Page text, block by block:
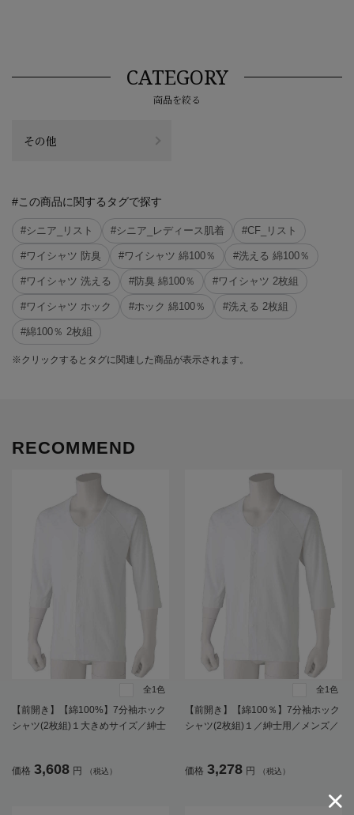
CATEGORY
商品を絞る
その他
#この商品に関するタグで探す
#シニア_リスト #シニア_レディース肌着 #CF_リスト
#ワイシャツ 防臭 #ワイシャツ 綿100％ #洗える 綿100％
#ワイシャツ 洗える #防臭 綿100％ #ワイシャツ 2枚組
#ワイシャツ ホック #ホック 綿100％ #洗える 2枚組
#綿100％ 2枚組
※クリックするとタグに関連した商品が表示されます。
RECOMMEND
全1色
【前開き】【綿100%】7分袖ホック
シャツ(2枚組)１大きめサイズ／紳士
ン袖／脱ぎやすい／着やすい／肌着
価格 3,608 円 （税込）
全1色
【前開き】【綿100％】7分袖ホック
シャツ(2枚組)１／紳士用／メンズ／
脱ぎやすい／着やすい／腰曲がり／
価格 3,278 円 （税込）